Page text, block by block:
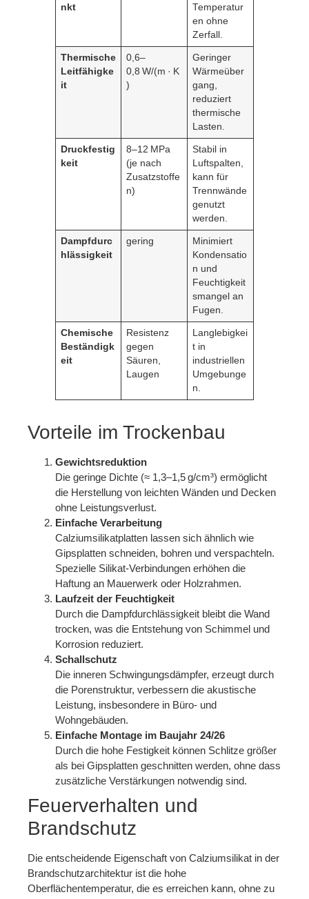
nkt
Temperatur
en ohne
Zerfall.
Thermische
Leitfähigke
it
0,6–
0,8 W/(m · K
)
Geringer
Wärmeüber
gang,
reduziert
thermische
Lasten.
Druckfestig
keit
8–12 MPa
(je nach
Zusatzstoffe
n)
Stabil in
Luftspalten,
kann für
Trennwände
genutzt
werden.
Dampfdurc
hlässigkeit
gering
Minimiert
Kondensatio
n und
Feuchtigkeit
smangel an
Fugen.
Chemische
Beständigk
eit
Resistenz
gegen
Säuren,
Laugen
Langlebigkei
t in
industriellen
Umgebunge
n.
Vorteile im Trockenbau
Gewichtsreduktion
Die geringe Dichte (≈ 1,3–1,5 g/cm³) ermöglicht
die Herstellung von leichten Wänden und Decken
ohne Leistungsverlust.
Einfache Verarbeitung
Calziumsilikatplatten lassen sich ähnlich wie
Gipsplatten schneiden, bohren und verspachteln.
Spezielle Silikat‑Verbindungen erhöhen die
Haftung an Mauerwerk oder Holzrahmen.
Laufzeit der Feuchtigkeit
Durch die Dampfdurchlässigkeit bleibt die Wand
trocken, was die Entstehung von Schimmel und
Korrosion reduziert.
Schallschutz
Die inneren Schwingungsdämpfer, erzeugt durch
die Porenstruktur, verbessern die akustische
Leistung, insbesondere in Büro‑ und
Wohngebäuden.
Einfache Montage im Baujahr 24/26
Durch die hohe Festigkeit können Schlitze größer
als bei Gipsplatten geschnitten werden, ohne dass
zusätzliche Verstärkungen notwendig sind.
Feuerverhalten und
Brandschutz
Die entscheidende Eigenschaft von Calziumsilikat in der
Brandschutzarchitektur ist die hohe
Oberflächentemperatur, die es erreichen kann, ohne zu